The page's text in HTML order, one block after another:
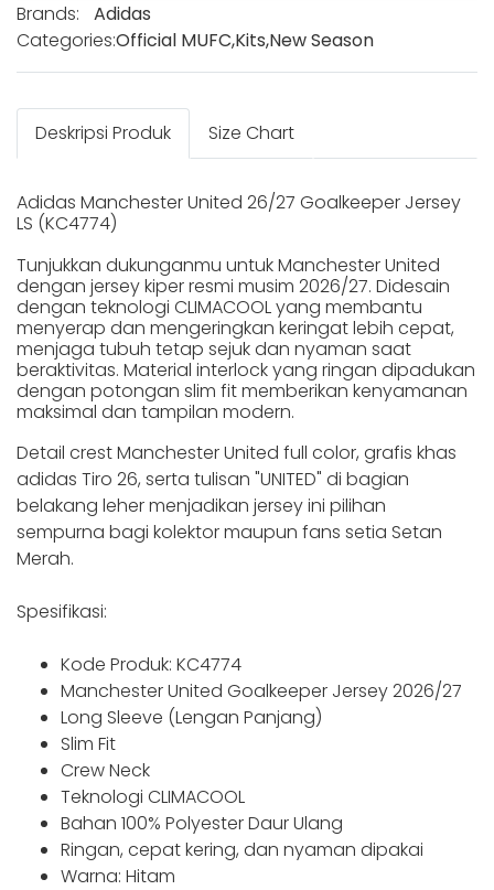
Brands:
Adidas
Categories:Official MUFC,Kits,New Season
Deskripsi Produk Size Chart
Adidas Manchester United 26/27 Goalkeeper Jersey
LS (KC4774)
Tunjukkan dukunganmu untuk Manchester United
dengan jersey kiper resmi musim 2026/27. Didesain
dengan teknologi CLIMACOOL yang membantu
menyerap dan mengeringkan keringat lebih cepat,
menjaga tubuh tetap sejuk dan nyaman saat
beraktivitas. Material interlock yang ringan dipadukan
dengan potongan slim fit memberikan kenyamanan
maksimal dan tampilan modern.
Detail crest Manchester United full color, grafis khas
adidas Tiro 26, serta tulisan "UNITED" di bagian
belakang leher menjadikan jersey ini pilihan
sempurna bagi kolektor maupun fans setia Setan
Merah.
Spesifikasi:
Kode Produk: KC4774
Manchester United Goalkeeper Jersey 2026/27
Long Sleeve (Lengan Panjang)
Slim Fit
Crew Neck
Teknologi CLIMACOOL
Bahan 100% Polyester Daur Ulang
Ringan, cepat kering, dan nyaman dipakai
Warna: Hitam